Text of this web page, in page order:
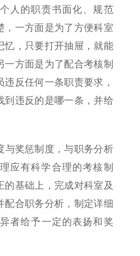
人的职责书面化、规范
，一方面是为了方便科室
忆，只要打开抽屉，就能
方面是为了配合考核制
反任何一条职责要求，
到违反的是哪一条，并给
奖惩制度，与职务分析
应有科学合理的考核制
的基础上，完成对科室及
配合职务分析，制定详细
者给予一定的表扬和奖